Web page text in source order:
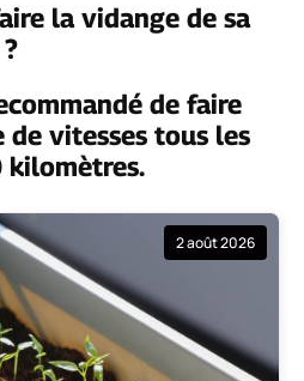
la vidange de sa
de faire
vitesses tous les
2 août 2026